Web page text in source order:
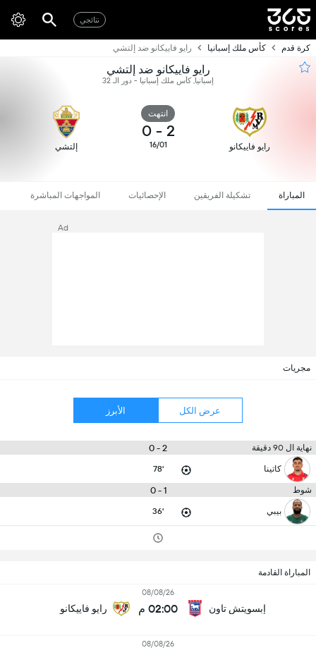
نتائجي
كرة قدم كأس ملك إسبانيا رايو فاييكانو ضد إلتشي
رايو فاييكانو ضد إلتشي
إسبانيا, كأس ملك إسبانيا - دور الـ 32
رايو فاييكانو
انتهت
2
-
0
16/01 إلتشي
المباراة تشكيلة الفريقين الإحصائيات المواجهات المباشرة
Ad
مجريات
عرض الكل الأبرز
نهاية ال 90 دقيقة 2 - 0
كاتينا 78'
شوط 1 - 0
بيبي 36'
المباراة القادمة
إبسويتش تاون
08/08/26
02:00 م رايو فاييكانو
08/08/26